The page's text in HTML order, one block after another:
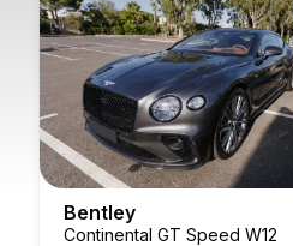
Bentley
Continental GT Speed W12